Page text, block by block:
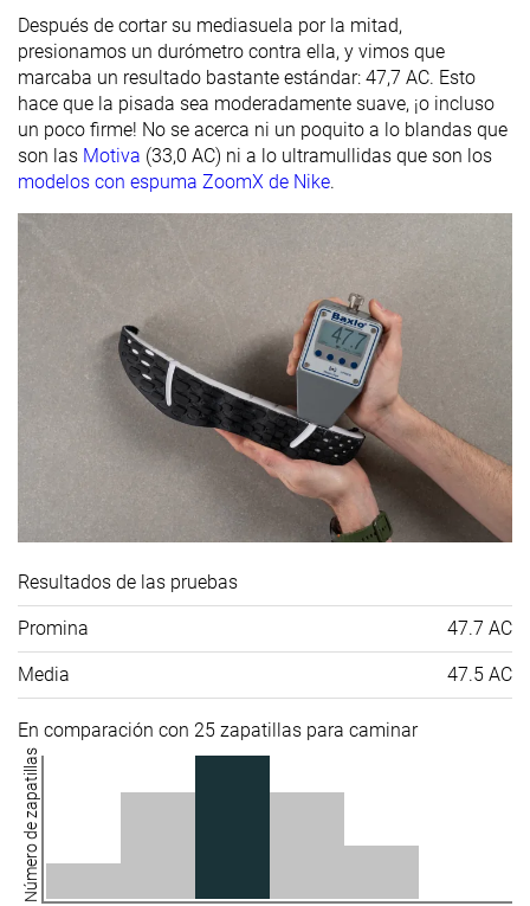
Después de cortar su mediasuela por la mitad,
presionamos un durómetro contra ella, y vimos que
marcaba un resultado bastante estándar: 47,7 AC. Esto
hace que la pisada sea moderadamente suave, ¡o incluso
un poco firme! No se acerca ni un poquito a lo blandas que
son las Motiva (33,0 AC) ni a lo ultramullidas que son los
modelos con espuma ZoomX de Nike.
Resultados de las pruebas
Promina 47.7 AC
Media 47.5 AC
En comparación con 25 zapatillas para caminar
Número de zapatillas